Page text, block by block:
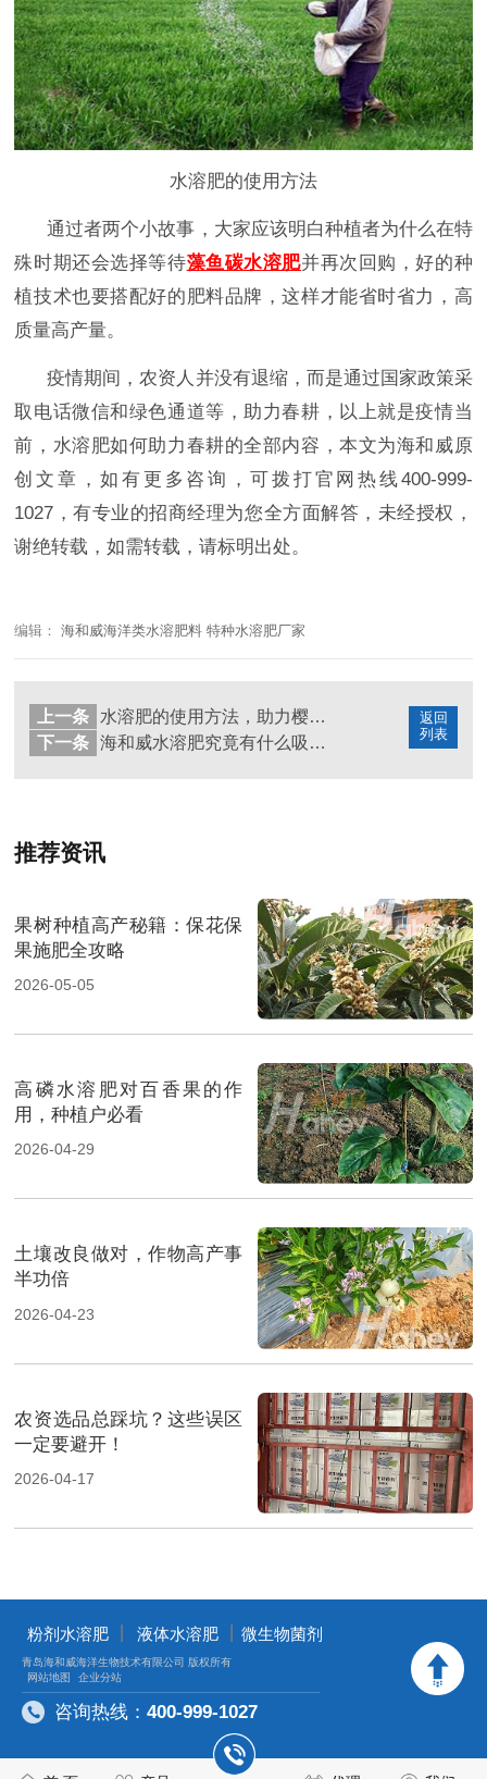
水溶肥的使用方法
通过者两个小故事，大家应该明白种植者为什么在特
殊时期还会选择等待藻鱼碳水溶肥并再次回购，好的种
植技术也要搭配好的肥料品牌，这样才能省时省力，高
质量高产量。
疫情期间，农资人并没有退缩，而是通过国家政策采
取电话微信和绿色通道等，助力春耕，以上就是疫情当
前，水溶肥如何助力春耕的全部内容，本文为海和威原
创文章，如有更多咨询，可拨打官网热线400-999-
1027，有专业的招商经理为您全方面解答，未经授权，
谢绝转载，如需转载，请标明出处。
编辑：海和威海洋类水溶肥料 特种水溶肥厂家
返回
列表
上一条
水溶肥的使用方法，助力樱桃提质增产
下一条
海和威水溶肥究竟有什么吸引力，竟吸引无数经销商
推荐资讯
果树种植高产秘籍：保花保
果施肥全攻略
2026-05-05
高磷水溶肥对百香果的作
用，种植户必看
2026-04-29
土壤改良做对，作物高产事
半功倍
2026-04-23
农资选品总踩坑？这些误区
一定要避开！
2026-04-17
粉剂水溶肥 液体水溶肥 丨微生物菌剂
青岛海和威海洋生物技术有限公司 版权所有
网站地图
企业分站
咨询热线：400-999-1027